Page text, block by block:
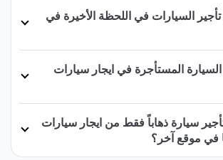
السيارات في اللحظة الأخيرة في
السيارة المستأجرة في ايجار سيارات
سيارة ذهاباً فقط من ايجار سيارات
في موقع آخر؟